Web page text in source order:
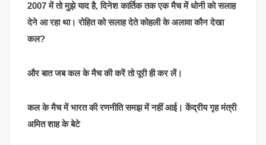
2007 में तो मुझे याद है, दिनेश कार्तिक तक एक मैच में धोनी को सलाह
देने आ रहा था। रोहित को सलाह देते कोहली के अलावा कौन देखा
कल?
और बात जब कल के मैच की करें तो पूरी ही कर लें।
कल के मैच में भारत की रणनीति समझ में नहीं आई। केंद्रीय गृह मंत्री
अमित शाह के बेटे